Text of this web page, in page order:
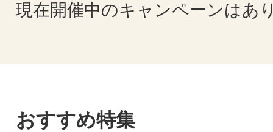
現在開催中のキャンペーンはあ
おすすめ特集